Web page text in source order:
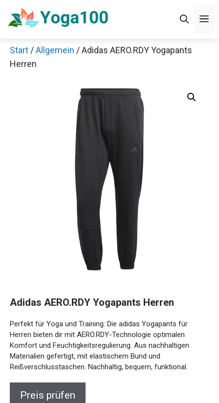
Inhalt
Start /Allgemein / Adidas AERO.RDY Yogapants
Herren
Herren bieten dir mit AERO.RDY-Technologie optimalen
Komfort und Feuchtigkeitsregulierung. Aus nachhaltigen
Materialien gefertigt, mit elastischem Bund und
Reißverschlusstaschen. Nachhaltig, bequem, funktional.
Preis prüfen
Jetzt anschauen